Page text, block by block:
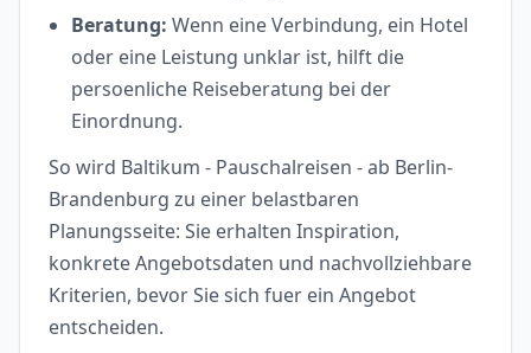
Beratung: Wenn eine Verbindung, ein Hotel
oder eine Leistung unklar ist, hilft die
persoenliche Reiseberatung bei der
Einordnung.
So wird Baltikum - Pauschalreisen - ab Berlin-
Brandenburg zu einer belastbaren
Planungsseite: Sie erhalten Inspiration,
konkrete Angebotsdaten und nachvollziehbare
Kriterien, bevor Sie sich fuer ein Angebot
entscheiden.